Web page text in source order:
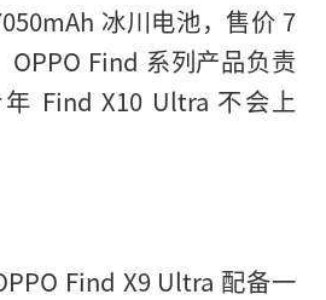
冰川电池，售价 7
OPPO Find 系列产品负责
Find X10 Ultra 不会上
Find X9 Ultra 配备一